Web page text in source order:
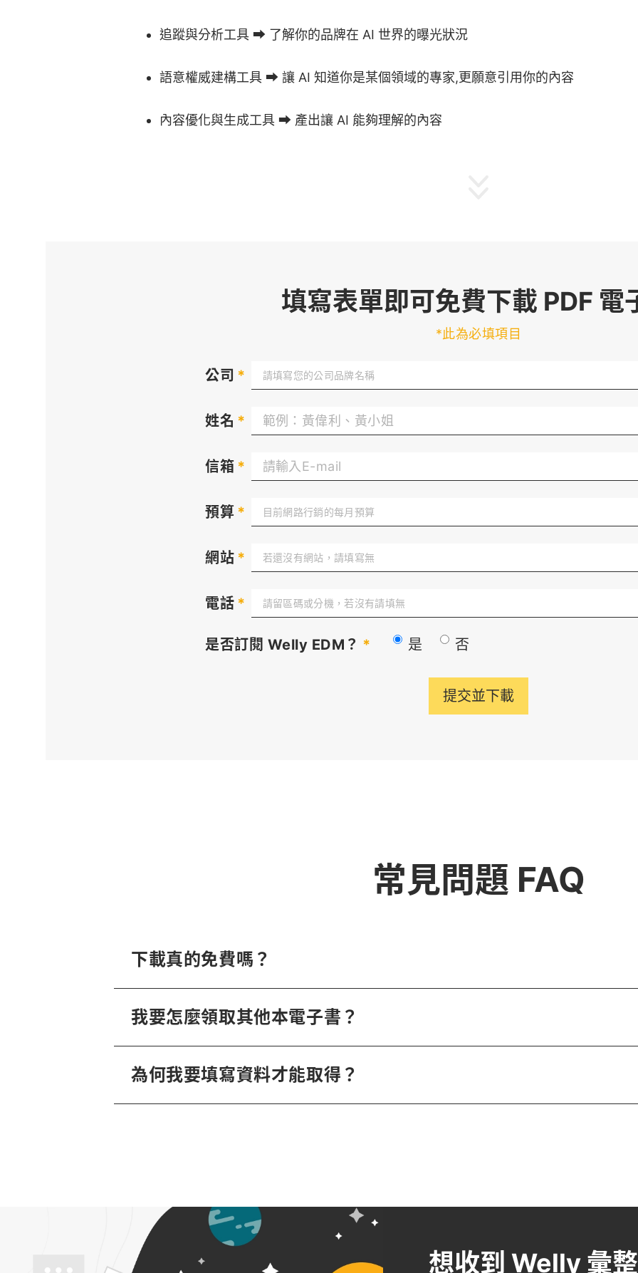
追蹤與分析工具 ➡️ 了解你的品牌在 AI 世界的曝光狀況
語意權威建構工具 ➡️ 讓 AI 知道你是某個領域的專家,更願意引用你的內容
內容優化與生成工具 ➡️ 產出讓 AI 能夠理解的內容
填寫表單即可免費下載 PDF 電
*此為必填項目
公司 *
姓名 *
信箱 *
預算 *
網站 *
電話 *
是否訂閱 Welly EDM？ * 是 否
提交並下載
常見問題 FAQ
下載真的免費嗎？
我要怎麼領取其他本電子書？
為何我要填寫資料才能取得？
想收到 Welly 彙